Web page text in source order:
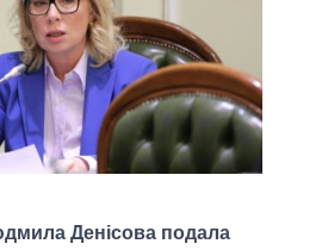
Денісова подала